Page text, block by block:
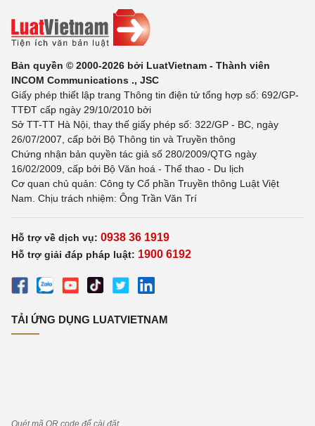
Bản quyền © 2000-2026 bởi LuatVietnam - Thành viên
INCOM Communications ., JSC
Giấy phép thiết lập trang Thông tin điện tử tổng hợp số: 692/GP-
TTĐT cấp ngày 29/10/2010 bởi
Sở TT-TT Hà Nội, thay thế giấy phép số: 322/GP - BC, ngày
26/07/2007, cấp bởi Bộ Thông tin và Truyền thông
Chứng nhận bản quyền tác giả số 280/2009/QTG ngày
16/02/2009, cấp bởi Bộ Văn hoá - Thể thao - Du lịch
Cơ quan chủ quản: Công ty Cổ phần Truyền thông Luật Việt
Nam. Chịu trách nhiệm: Ông Trần Văn Trí
Hỗ trợ về dịch vụ: 0938 36 1919
Hỗ trợ giải đáp pháp luật: 1900 6192
TẢI ỨNG DỤNG LUATVIETNAM
Quét mã QR code để cài đặt